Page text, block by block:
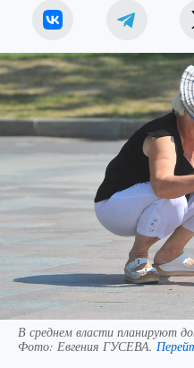
В среднем власти планируют
Фото: Евгения ГУСЕВА.